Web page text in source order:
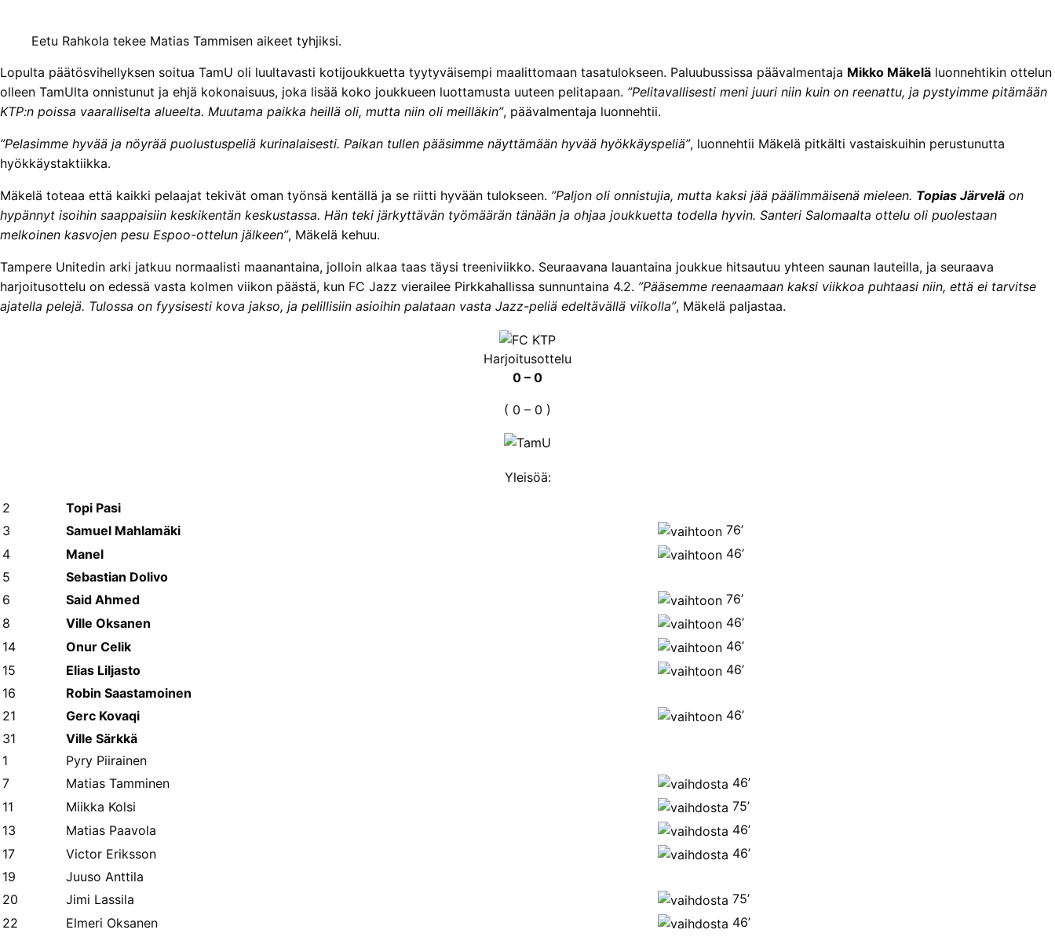
Eetu Rahkola tekee Matias Tammisen aikeet tyhjiksi.
Lopulta päätösvihellyksen soitua TamU oli luultavasti kotijoukkuetta tyytyväisempi maalittomaan tasatulokseen. Paluubussissa päävalmentaja Mikko Mäkelä luonnehtikin ottelun
olleen TamUlta onnistunut ja ehjä kokonaisuus, joka lisää koko joukkueen luottamusta uuteen pelitapaan. ”Pelitavallisesti meni juuri niin kuin on reenattu, ja pystyimme pitämään
KTP:n poissa vaaralliselta alueelta. Muutama paikka heillä oli, mutta niin oli meilläkin”, päävalmentaja luonnehtii.
”Pelasimme hyvää ja nöyrää puolustuspeliä kurinalaisesti. Paikan tullen pääsimme näyttämään hyvää hyökkäyspeliä”, luonnehtii Mäkelä pitkälti vastaiskuihin perustunutta
hyökkäystaktiikka.
Mäkelä toteaa että kaikki pelaajat tekivät oman työnsä kentällä ja se riitti hyvään tulokseen. ”Paljon oli onnistujia, mutta kaksi jää päälimmäisenä mieleen. Topias Järvelä on
hypännyt isoihin saappaisiin keskikentän keskustassa. Hän teki järkyttävän työmäärän tänään ja ohjaa joukkuetta todella hyvin. Santeri Salomaalta ottelu oli puolestaan
melkoinen kasvojen pesu Espoo-ottelun jälkeen”, Mäkelä kehuu.
Tampere Unitedin arki jatkuu normaalisti maanantaina, jolloin alkaa taas täysi treeniviikko. Seuraavana lauantaina joukkue hitsautuu yhteen saunan lauteilla, ja seuraava
harjoitusottelu on edessä vasta kolmen viikon päästä, kun FC Jazz vierailee Pirkkahallissa sunnuntaina 4.2. ”Pääsemme reenaamaan kaksi viikkoa puhtaasi niin, että ei tarvitse
ajatella pelejä. Tulossa on fyysisesti kova jakso, ja pelillisiin asioihin palataan vasta Jazz-peliä edeltävällä viikolla”, Mäkelä paljastaa.
Harjoitusottelu
0 – 0
( 0 – 0 )
Yleisöä:
2
Topi Pasi
3
Samuel Mahlamäki
76’
4
Manel
46’
5
Sebastian Dolivo
6
Said Ahmed
76’
8
Ville Oksanen
46’
14
Onur Celik
46’
15
Elias Liljasto
46’
16
Robin Saastamoinen
21
Gerc Kovaqi
46’
31
Ville Särkkä
1
Pyry Piirainen
7
Matias Tamminen
46’
11
Miikka Kolsi
75’
13
Matias Paavola
46’
17
Victor Eriksson
46’
19
Juuso Anttila
20
Jimi Lassila
75’
22
Elmeri Oksanen 46’